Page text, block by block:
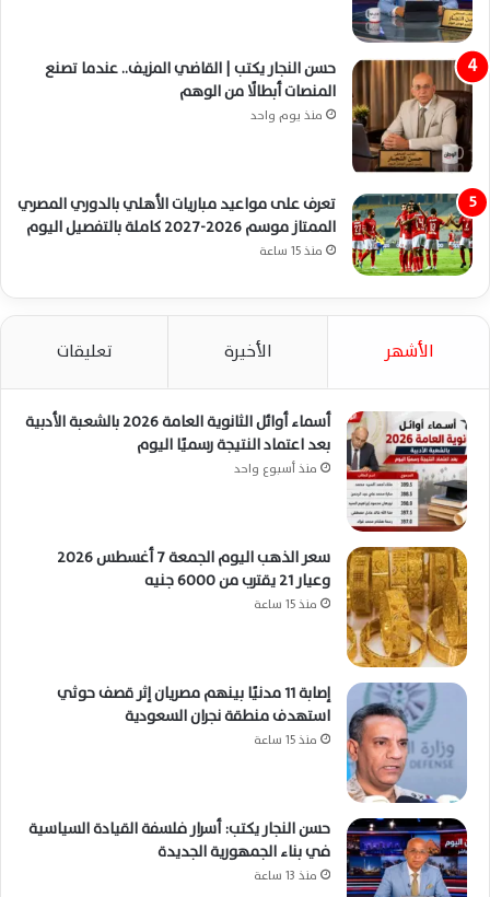
حسن النجار يكتب | القاضي المزيف.. عندما تصنع
المنصات أبطالًا من الوهم
منذ يوم واحد
تعرف على مواعيد مباريات الأهلي بالدوري المصري
الممتاز موسم 2026-2027 كاملة بالتفصيل اليوم
منذ 15 ساعة
الأشهر الأخيرة تعليقات
أسماء أوائل الثانوية العامة 2026 بالشعبة الأدبية
بعد اعتماد النتيجة رسميًا اليوم
منذ أسبوع واحد
سعر الذهب اليوم الجمعة 7 أغسطس 2026
وعيار 21 يقترب من 6000 جنيه
منذ 15 ساعة
إصابة 11 مدنيًا بينهم مصريان إثر قصف حوثي
استهدف منطقة نجران السعودية
منذ 15 ساعة
حسن النجار يكتب: أسرار فلسفة القيادة السياسية
في بناء الجمهورية الجديدة
منذ 13 ساعة